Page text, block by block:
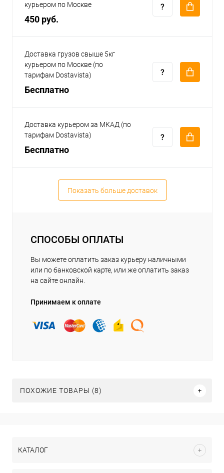
курьером по Москве
450 руб.
Доставка грузов свыше 5кг
курьером по Москве (по
тарифам Dostavista)
Бесплатно
Доставка курьером за МКАД (по
тарифам Dostavista)
Бесплатно
Показать больше доставок
СПОСОБЫ ОПЛАТЫ
Вы можете оплатить заказ курьеру наличными
или по банковской карте, или же оплатить заказ
на сайте онлайн.
Принимаем к оплате
ПОХОЖИЕ ТОВАРЫ (8)
КАТАЛОГ